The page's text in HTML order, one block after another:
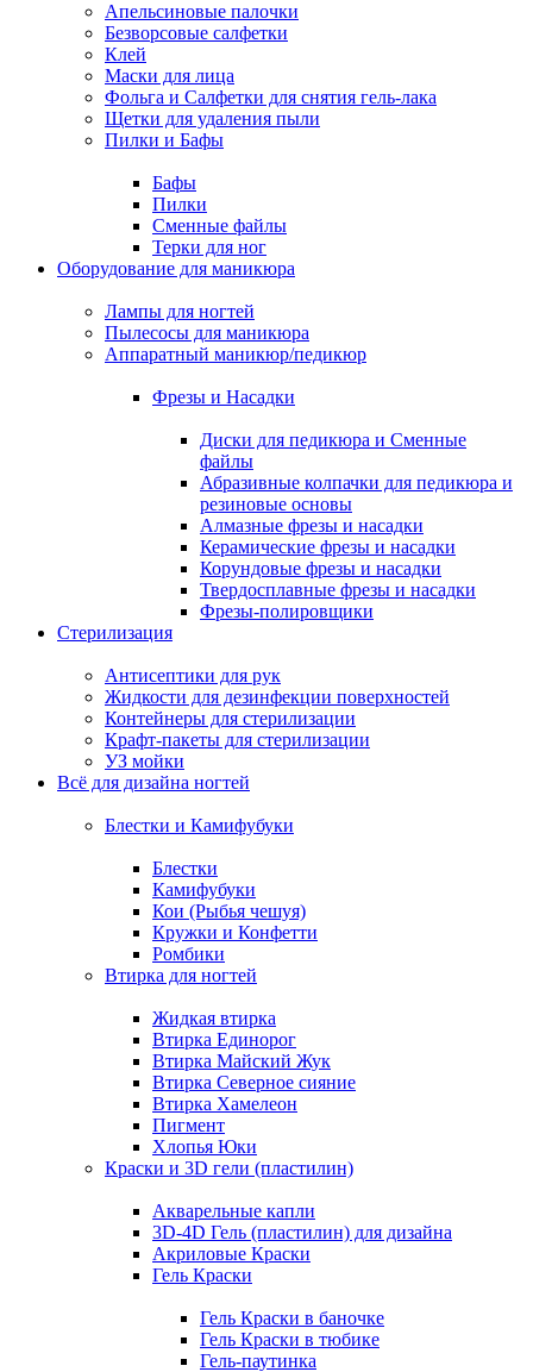
Апельсиновые палочки
Безворсовые салфетки
Клей
Маски для лица
Фольга и Салфетки для снятия гель-лака
Щетки для удаления пыли
Пилки и Бафы
Бафы
Пилки
Сменные файлы
Терки для ног
Оборудование для маникюра
Лампы для ногтей
Пылесосы для маникюра
Аппаратный маникюр/педикюр
Фрезы и Насадки
Диски для педикюра и Сменные
файлы
Абразивные колпачки для педикюра и
резиновые основы
Алмазные фрезы и насадки
Керамические фрезы и насадки
Корундовые фрезы и насадки
Твердосплавные фрезы и насадки
Фрезы-полировщики
Стерилизация
Антисептики для рук
Жидкости для дезинфекции поверхностей
Контейнеры для стерилизации
Крафт-пакеты для стерилизации
УЗ мойки
Всё для дизайна ногтей
Блестки и Камифубуки
Блестки
Камифубуки
Кои (Рыбья чешуя)
Кружки и Конфетти
Ромбики
Втирка для ногтей
Жидкая втирка
Втирка Единорог
Втирка Майский Жук
Втирка Северное сияние
Втирка Хамелеон
Пигмент
Хлопья Юки
Краски и 3D гели (пластилин)
Акварельные капли
3D-4D Гель (пластилин) для дизайна
Акриловые Краски
Гель Краски
Гель Краски в баночке
Гель Краски в тюбике
Гель-паутинка